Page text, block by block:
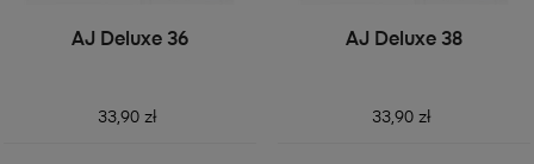
AJ Deluxe 36
33,90 zł
AJ Deluxe 38
33,90 zł